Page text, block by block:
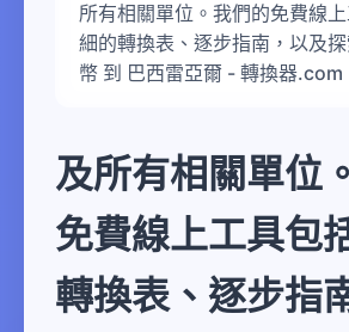
所有相關單位。我們的免費線
細的轉換表、逐步指南，以及
幣 到 巴西雷亞爾 - 轉換器.com
及所有相關單位
免費線上工具包
轉換表、逐步指